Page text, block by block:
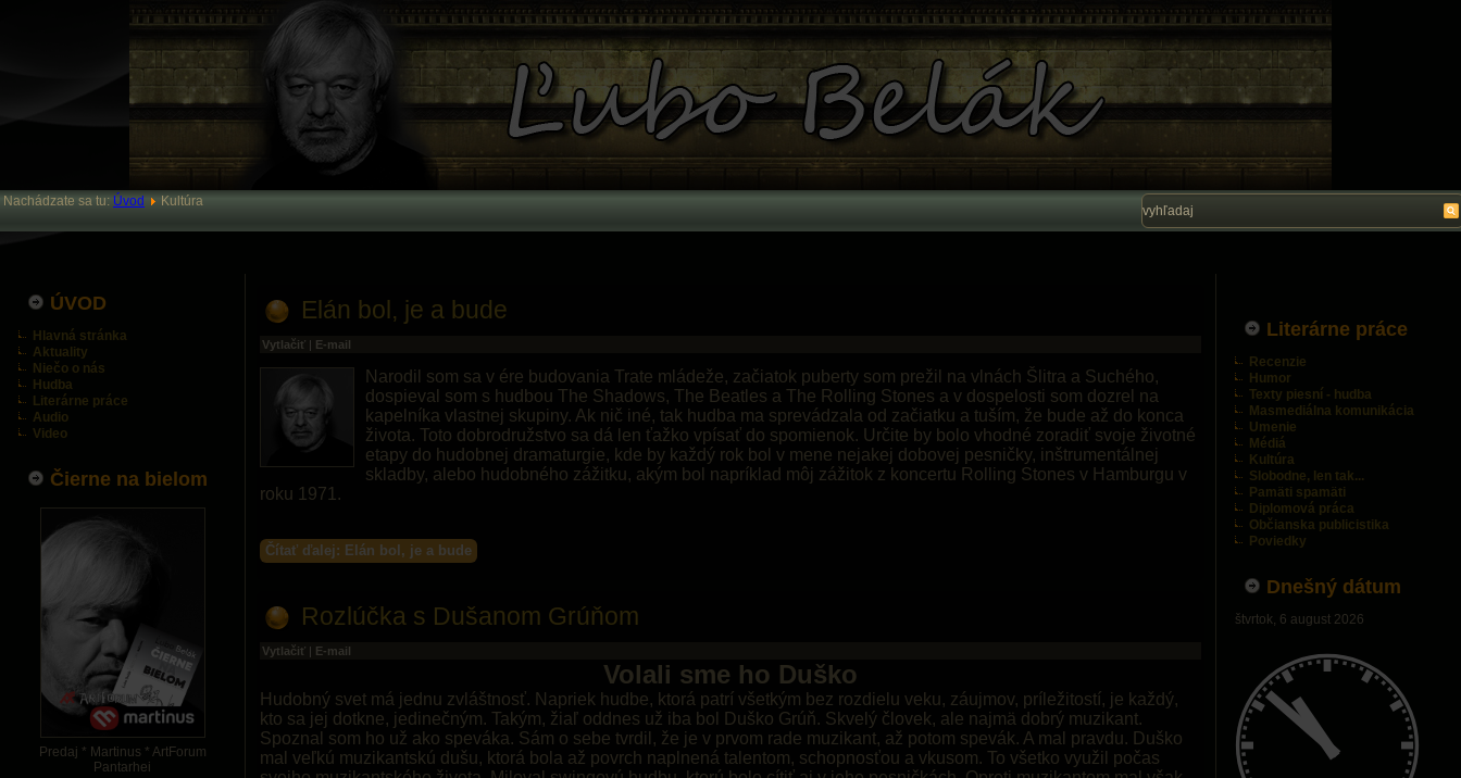
Nachádzate sa tu: Úvod Kultúra
ÚVOD
Hlavná stránka
Aktuality
Niečo o nás
Hudba
Literárne práce
Audio
Video
Čierne na bielom
Predaj * Martinus * ArtForum
Pantarhei
Elán bol, je a bude
Vytlačiť | E-mail
Narodil som sa v ére budovania Trate mládeže, začiatok puberty som prežil na vlnách Šlitra a Suchého,
dospieval som s hudbou The Shadows, The Beatles a The Rolling Stones a v dospelosti som dozrel na
kapelníka vlastnej skupiny. Ak nič iné, tak hudba ma sprevádzala od začiatku a tuším, že bude až do konca
života. Toto dobrodružstvo sa dá len ťažko vpísať do spomienok. Určite by bolo vhodné zoradiť svoje životné
etapy do hudobnej dramaturgie, kde by každý rok bol v mene nejakej dobovej pesničky, inštrumentálnej
skladby, alebo hudobného zážitku, akým bol napríklad môj zážitok z koncertu Rolling Stones v Hamburgu v
roku 1971.
Čítať ďalej: Elán bol, je a bude
Rozlúčka s Dušanom Grúňom
Vytlačiť | E-mail
Volali sme ho Duško
Hudobný svet má jednu zvláštnosť. Napriek hudbe, ktorá patrí všetkým bez rozdielu veku, záujmov, príležitostí, je každý,
kto sa jej dotkne, jedinečným. Takým, žiaľ oddnes už iba bol Duško Grúň. Skvelý človek, ale najmä dobrý muzikant.
Spoznal som ho už ako speváka. Sám o sebe tvrdil, že je v prvom rade muzikant, až potom spevák. A mal pravdu. Duško
mal veľkú muzikantskú dušu, ktorá bola až povrch naplnená talentom, schopnosťou a vkusom. To všetko využil počas
Literárne práce
Recenzie
Humor
Texty piesní - hudba
Masmediálna komunikácia
Umenie
Médiá
Kultúra
Slobodne, len tak...
Pamäti spamäti
Diplomová práca
Občianska publicistika
Poviedky
Dnešný dátum
štvrtok, 6 august 2026